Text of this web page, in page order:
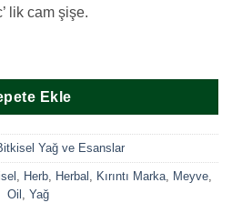
lik cam şişe.
Ekle
Yağ ve Esanslar
Herb Herbal Kırıntı Marka Meyve
Oil Yağ